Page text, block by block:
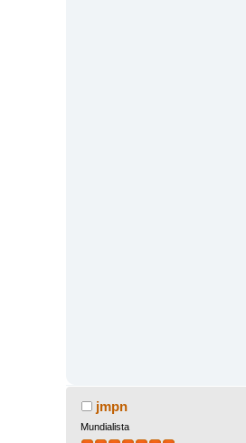
jmpn
Mundialista